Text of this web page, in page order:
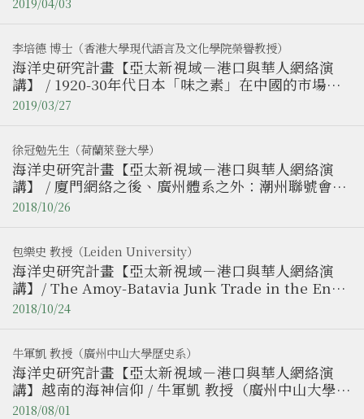
授）
李培德 博士（香港大學現代語言及文化學院榮譽教授）
海洋史研究計畫【亞太新視域－港口與華人網絡演
講】 / 1920-30年代日本「味之素」在中國的市場策
略：從與味精的競爭來討論/ 李培德 博士（香港大學
現代語言及文化學院榮譽教授）
2019/03/27
徐冠勉先生（荷蘭萊登大學）
海洋史研究計畫【亞太新視域－港口與華人網絡演
講】 / 廈門網絡之後、廣州體系之外：潮州聯號會館
組織在清代海洋貿易中的興起(1700-1800) / 徐冠勉
先生（荷蘭萊登大學）
2018/10/26
包樂史 教授（Leiden University）
海洋史研究計畫【亞太新視域－港口與華人網絡演
講】/ The Amoy-Batavia Junk Trade in the End
of Qianlong Era / Prof. Leonard Blussé（Leiden
University）
2018/10/24
牛軍凱 教授（廣州中山大學歷史系）
海洋史研究計畫【亞太新視域－港口與華人網絡演
講】越南的海神信仰 / 牛軍凱 教授（廣州中山大學歷
史系）
2018/08/01